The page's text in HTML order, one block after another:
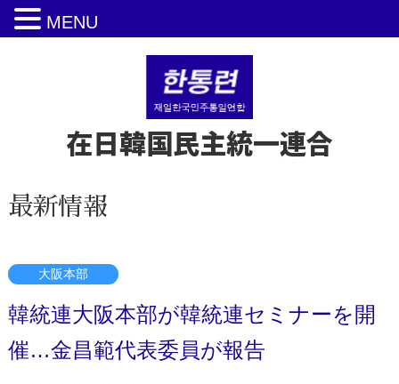
在日韓国民主統一連合
最新情報
大阪本部
韓統連大阪本部が韓統連セミナーを開
催…金昌範代表委員が報告
MENU